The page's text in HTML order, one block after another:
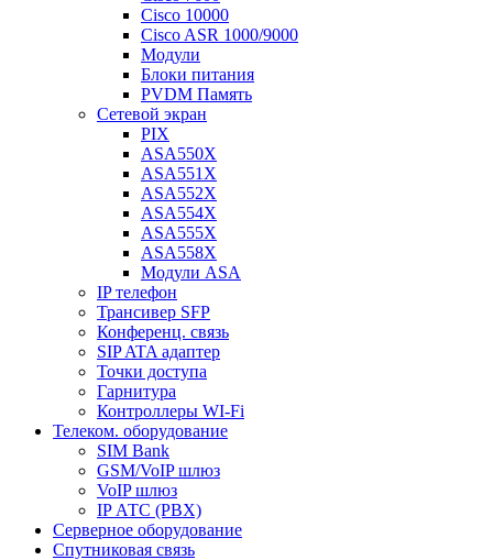
Cisco 10000
Cisco ASR 1000/9000
Модули
Блоки питания
PVDM Память
Сетевой экран
PIX
ASA550X
ASA551X
ASA552X
ASA554X
ASA555X
ASA558X
Модули ASA
IP телефон
Трансивер SFP
Конференц. связь
SIP ATA адаптер
Точки доступа
Гарнитура
Контроллеры WI-Fi
Телеком. оборудование
SIM Bank
GSM/VoIP шлюз
VoIP шлюз
IP АТС (PBX)
Серверное оборудование
Спутниковая связь